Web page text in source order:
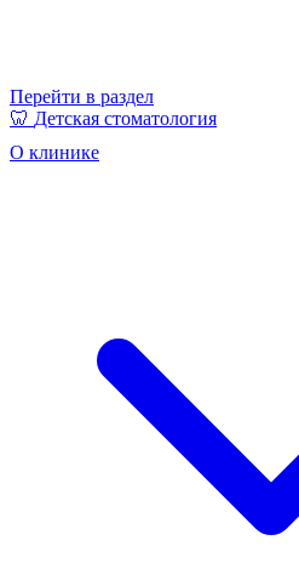
Перейти в раздел
🦷 Детская стоматология
О клинике